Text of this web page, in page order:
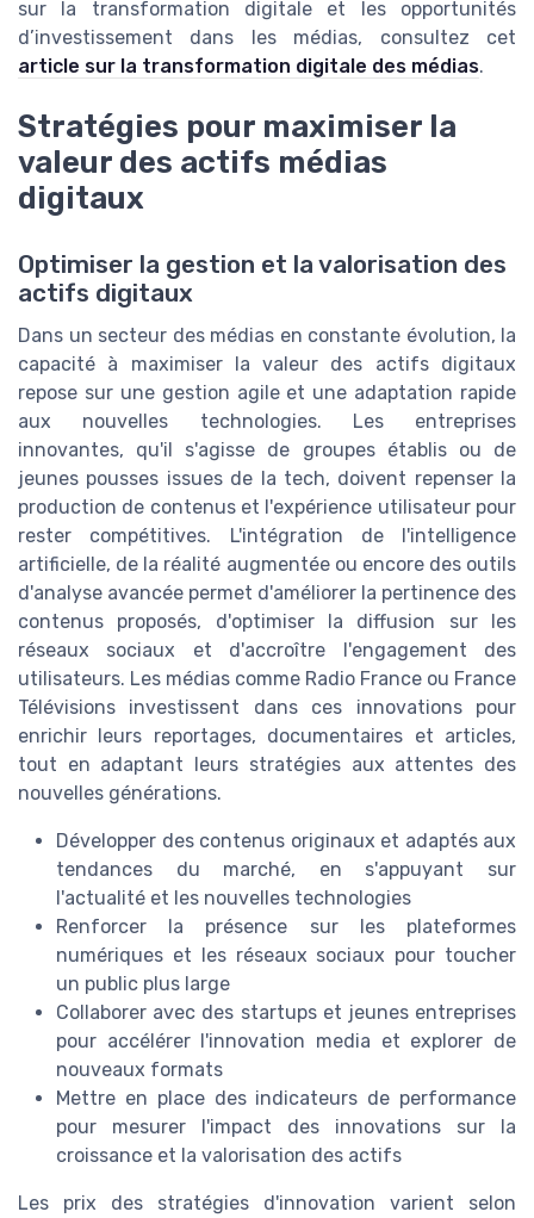
sur la transformation digitale et les opportunités
d’investissement dans les médias, consultez cet
article sur la transformation digitale des médias.
Stratégies pour maximiser la
valeur des actifs médias
digitaux
Optimiser la gestion et la valorisation des
actifs digitaux
Dans un secteur des médias en constante évolution, la
capacité à maximiser la valeur des actifs digitaux
repose sur une gestion agile et une adaptation rapide
aux nouvelles technologies. Les entreprises
innovantes, qu'il s'agisse de groupes établis ou de
jeunes pousses issues de la tech, doivent repenser la
production de contenus et l'expérience utilisateur pour
rester compétitives. L'intégration de l'intelligence
artificielle, de la réalité augmentée ou encore des outils
d'analyse avancée permet d'améliorer la pertinence des
contenus proposés, d'optimiser la diffusion sur les
réseaux sociaux et d'accroître l'engagement des
utilisateurs. Les médias comme Radio France ou France
Télévisions investissent dans ces innovations pour
enrichir leurs reportages, documentaires et articles,
tout en adaptant leurs stratégies aux attentes des
nouvelles générations.
Développer des contenus originaux et adaptés aux
tendances du marché, en s'appuyant sur
l'actualité et les nouvelles technologies
Renforcer la présence sur les plateformes
numériques et les réseaux sociaux pour toucher
un public plus large
Collaborer avec des startups et jeunes entreprises
pour accélérer l'innovation media et explorer de
nouveaux formats
Mettre en place des indicateurs de performance
pour mesurer l'impact des innovations sur la
croissance et la valorisation des actifs
Les prix des stratégies d'innovation varient selon